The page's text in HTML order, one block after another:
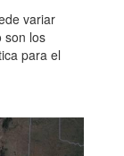
variar
son los
para el